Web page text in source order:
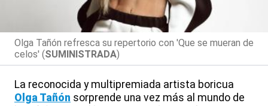
Olga Tañón refresca su repertorio con 'Que se mueran de
celos' (SUMINISTRADA)
La reconocida y multipremiada artista boricua
Olga Tañón sorprende una vez más al mundo de